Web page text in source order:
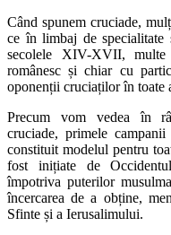
Când spunem cruciade,
ce în limbaj de specialitate
secolele XIV-XVII, multe
românesc și chiar cu
oponenții cruciaților în toate
Precum vom vedea în
cruciade, primele
constituit modelul pentru
fost inițiate de
împotriva puterilor
încercarea de a obține,
Sfinte și a Ierusalimului.